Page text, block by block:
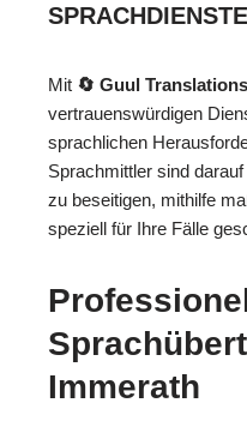
SPRACHDIENSTE
Mit 🔄 Guul Translations
vertrauenswürdigen
sprachlichen
Sprachmittler sind
zu beseitigen, mithilfe
speziell für Ihre Fälle
Immerath